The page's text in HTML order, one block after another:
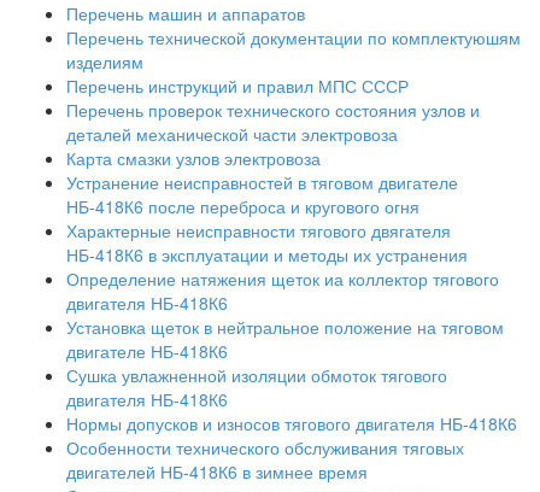
Перечень машин и аппаратов
Перечень технической документации по комплектуюшям
изделиям
Перечень инструкций и правил МПС СССР
Перечень проверок технического состояния узлов и
деталей механической части электровоза
Карта смазки узлов электровоза
Устранение неисправностей в тяговом двигателе
НБ-418К6 после переброса и кругового огня
Характерные неисправности тягового двягателя
НБ-418К6 в эксплуатации и методы их устранения
Определение натяжения щеток иа коллектор тягового
двигателя НБ-418К6
Установка щеток в нейтральное положение на тяговом
двигателе НБ-418К6
Сушка увлажненной изоляции обмоток тягового
двигателя НБ-418К6
Нормы допусков и износов тягового двигателя НБ-418К6
Особенности технического обслуживания тяговых
двигателей НБ-418К6 в зимнее время